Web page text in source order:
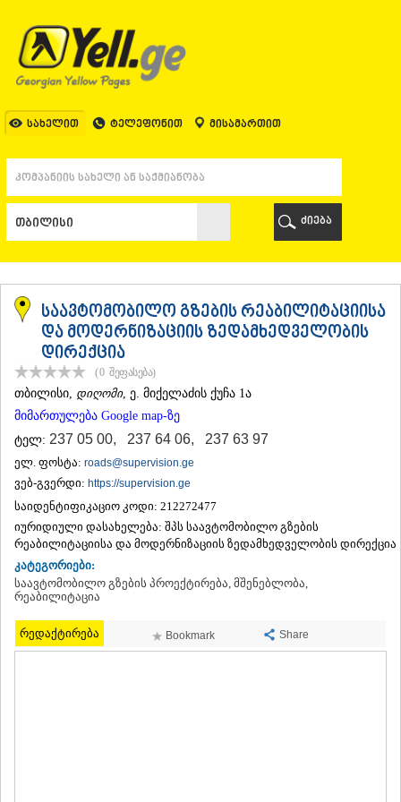
სახელით ტელეფონით მისამართით
ᲗᲑᲘᲚᲘᲡᲘ
ᲗᲑᲘᲚᲘᲡᲘ
ᲐᲤᲮᲐᲖᲔᲗᲘ
ᲒᲐᲚᲘ
ᲑᲐᲗᲣᲛᲘ
ᲥᲝᲑᲣᲚᲔᲗᲘ
ᲨᲣᲐᲮᲔᲕᲘ
ᲩᲐᲥᲕᲘ
ᲝᲖᲣᲠᲒᲔᲗᲘ
ᲩᲝᲮᲐᲢᲐᲣᲠᲘ
ᲣᲠᲔᲙᲘ
ᲘᲛᲔᲠᲔᲗᲘ
ᲑᲐᲦᲓᲐᲗᲘ
ᲕᲐᲜᲘ
ᲖᲔᲡᲢᲐᲤᲝᲜᲘ
ᲗᲔᲠᲯᲝᲚᲐ
ᲡᲐᲛᲢᲠᲔᲓᲘᲐ
ᲡᲐᲩᲮᲔᲠᲔ
ᲢᲧᲘᲑᲣᲚᲘ
ᲥᲣᲗᲐᲘᲡᲘ
ᲬᲧᲐᲚᲢᲣᲑᲝ
ᲭᲘᲐᲗᲣᲠᲐ
ᲮᲐᲠᲐᲒᲐᲣᲚᲘ
ᲮᲝᲜᲘ
ᲙᲐᲮᲔᲗᲘ
ᲐᲮᲛᲔᲢᲐ
ᲓᲔᲓᲝᲤᲚᲘᲡᲬᲧᲐᲠᲝ
ᲗᲔᲚᲐᲕᲘ
ძიება
საავტომობილო გზების რეაბილიტაციისა
და მოდერნიზაციის ზედამხედველობის
დირექცია
(0 შეფასება)
ᲗᲑᲘᲚᲘᲡᲘ, დიღომი, ე. მიქელაძის ქუჩა 1ა
მიმართულება Google map-ზე
ტელ: 237 05 00, 237 64 06, 237 63 97
ელ. ფოსტა: roads@supervision.ge
ვებ-გვერდი: https://supervision.ge
საიდენტიფიკაციო კოდი: 212272477
იურიდიული დასახელება: შპს საავტომობილო გზების
რეაბილიტაციისა და მოდერნიზაციის ზედამხედველობის დირექცია
კატეგორიები:
საავტომობილო გზების პროექტირება, მშენებლობა,
რეაბილიტაცია
რედაქტირება Bookmark Share